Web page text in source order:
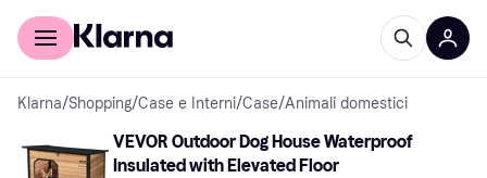
Per il tuo shopping
Klarna/Shopping/Case e Interni/Case/Animali domestici
VEVOR Outdoor Dog House Waterproof
Insulated with Elevated Floor